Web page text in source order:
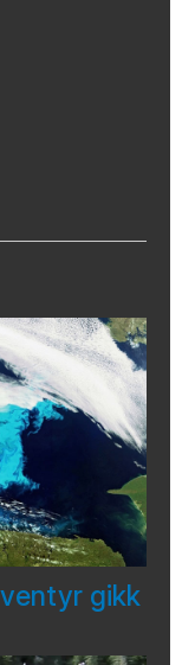
gikk